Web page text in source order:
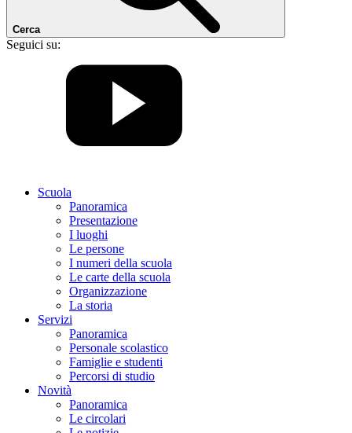
Cerca
Seguici su:
Scuola
Panoramica
Presentazione
I luoghi
Le persone
I numeri della scuola
Le carte della scuola
Organizzazione
La storia
Servizi
Panoramica
Personale scolastico
Famiglie e studenti
Percorsi di studio
Novità
Panoramica
Le circolari